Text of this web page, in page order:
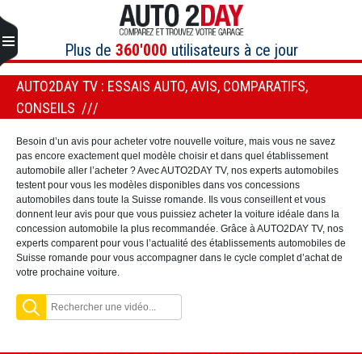
au
contenu
Plus de 360'000 utilisateurs à ce jour
AUTO2DAY TV : ESSAIS AUTO, AVIS, COMPARATIFS,
CONSEILS
Besoin d’un avis pour acheter votre nouvelle voiture, mais vous ne savez
pas encore exactement quel modèle choisir et dans quel établissement
automobile aller l’acheter ? Avec AUTO2DAY TV, nos experts automobiles
testent pour vous les modèles disponibles dans vos concessions
automobiles dans toute la Suisse romande. Ils vous conseillent et vous
donnent leur avis pour que vous puissiez acheter la voiture idéale dans la
concession automobile la plus recommandée. Grâce à AUTO2DAY TV, nos
experts comparent pour vous l’actualité des établissements automobiles de
Suisse romande pour vous accompagner dans le cycle complet d’achat de
votre prochaine voiture.